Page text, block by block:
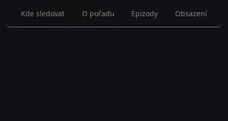
Kde sledovat O pořadu Epizody Obsazení